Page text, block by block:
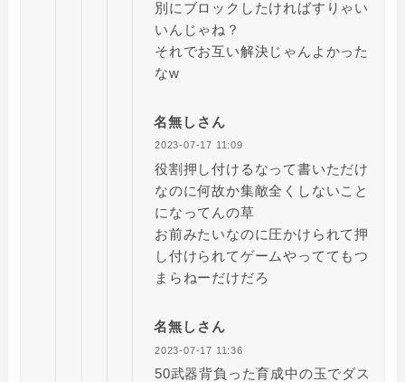
別にブロックしたければすりゃい
いんじゃね？
それでお互い解決じゃんよかった
なw
名無しさん
2023-07-17 11:09
役割押し付けるなって書いただけ
なのに何故か集敵全くしないこと
になってんの草
お前みたいなのに圧かけられて押
し付けられてゲームやっててもつ
まらねーだけだろ
名無しさん
2023-07-17 11:36
50武器背負った育成中の玉でダス